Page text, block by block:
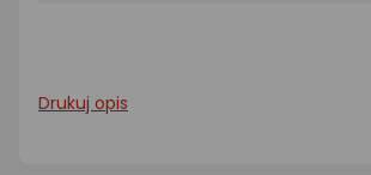
Drukuj opis